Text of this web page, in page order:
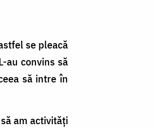
se pleacă
au convins să
să intre în
am activități